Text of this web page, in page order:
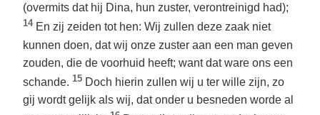
(overmits dat hij Dina, hun zuster, verontreinigd had);
14 En zij zeiden tot hen: Wij zullen deze zaak niet
kunnen doen, dat wij onze zuster aan een man geven
zouden, die de voorhuid heeft; want dat ware ons een
schande. 15 Doch hierin zullen wij u ter wille zijn, zo
gij wordt gelijk als wij, dat onder u besneden worde al